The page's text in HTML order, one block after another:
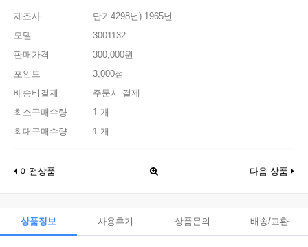
제조사
단기4298년) 1965년
모델
3001132
판매가격
300,000원
포인트
3,000점
배송비결제
주문시 결제
최소구매수량
1 개
최대구매수량
1 개
이전상품 다음 상품
상품정보 사용후기 상품문의 배송/교환